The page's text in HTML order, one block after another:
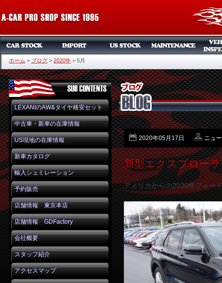
ホーム > ブログ > 2020年 > 5月
LEXANIのAW&タイヤ格安セット
中古車・新車の在庫情報
US現地の在庫情報
新車カタログ
輸入シュミレーション
予約販売
店舗情報 東京本店
店舗情報 GDFactory
会社概要
スタッフ紹介
アクセスマップ
2020年05月17日 ニュ
新型エクスプロー
アメリカからの2020年フォー